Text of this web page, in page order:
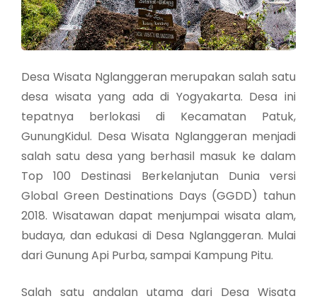
Desa Wisata Nglanggeran merupakan salah satu
desa wisata yang ada di Yogyakarta. Desa ini
tepatnya berlokasi di Kecamatan Patuk,
GunungKidul. Desa Wisata Nglanggeran menjadi
salah satu desa yang berhasil masuk ke dalam
Top 100 Destinasi Berkelanjutan Dunia versi
Global Green Destinations Days (GGDD) tahun
2018. Wisatawan dapat menjumpai wisata alam,
budaya, dan edukasi di Desa Nglanggeran. Mulai
dari Gunung Api Purba, sampai Kampung Pitu.
Salah satu andalan utama dari Desa Wisata